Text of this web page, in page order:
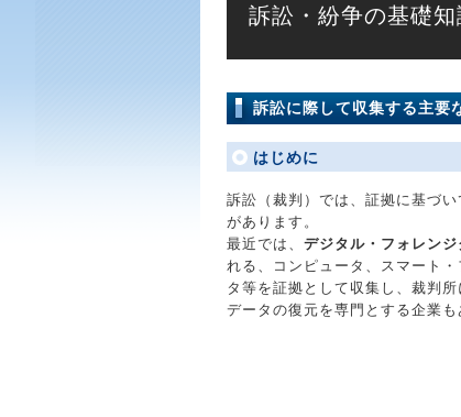
訴訟・紛争の基礎知
訴訟に際して収集する主要
はじめに
訴訟（裁判）では、証拠に基づ
があります。
最近では、 デジタル・フォレンジ
れる、コンピュータ、スマート
タ等を証拠として収集し、裁判
データの復元を専門とする企業も